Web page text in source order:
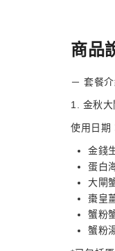
商品
－ 套餐
1. 金秋大
使用日期
金錢
蛋白
大閘
棗皇
蟹粉
蟹粉